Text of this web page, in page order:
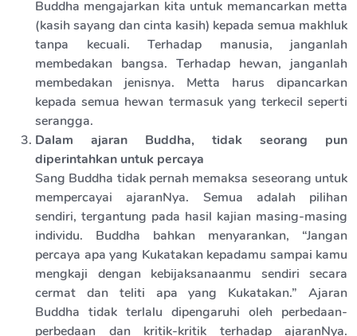
Buddha mengajarkan kita untuk memancarkan metta
(kasih sayang dan cinta kasih) kepada semua makhluk
tanpa kecuali. Terhadap manusia, janganlah
membedakan bangsa. Terhadap hewan, janganlah
membedakan jenisnya. Metta harus dipancarkan
kepada semua hewan termasuk yang terkecil seperti
serangga.
Dalam ajaran Buddha, tidak seorang pun
diperintahkan untuk percaya
Sang Buddha tidak pernah memaksa seseorang untuk
mempercayai ajaranNya. Semua adalah pilihan
sendiri, tergantung pada hasil kajian masing-masing
individu. Buddha bahkan menyarankan, “Jangan
percaya apa yang Kukatakan kepadamu sampai kamu
mengkaji dengan kebijaksanaanmu sendiri secara
cermat dan teliti apa yang Kukatakan.” Ajaran
Buddha tidak terlalu dipengaruhi oleh perbedaan-
perbedaan dan kritik-kritik terhadap ajaranNya.